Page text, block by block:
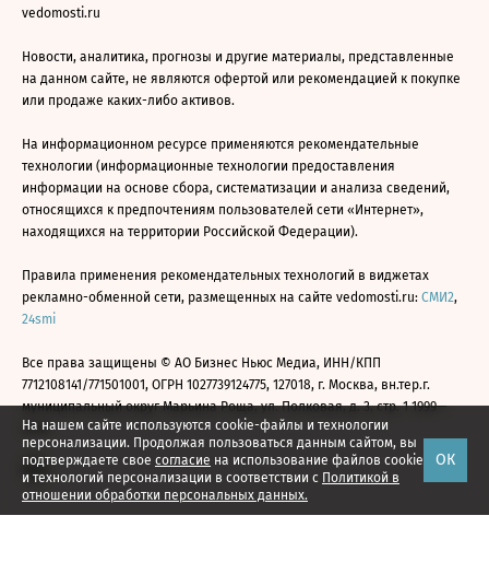
На нашем сайте используются cookie-файлы и технологии
персонализации. Продолжая пользоваться данным сайтом, вы
подтверждаете свое согласие на использование файлов cookie
и технологий персонализации в соответствии с Политикой в
отношении обработки персональных данных.
ОК
vedomosti.ru
Новости, аналитика, прогнозы и другие материалы, представленные
на данном сайте, не являются офертой или рекомендацией к покупке
или продаже каких-либо активов.
На информационном ресурсе применяются рекомендательные
технологии (информационные технологии предоставления
информации на основе сбора, систематизации и анализа сведений,
относящихся к предпочтениям пользователей сети «Интернет»,
находящихся на территории Российской Федерации).
Правила применения рекомендательных технологий в виджетах
рекламно-обменной сети, размещенных на сайте vedomosti.ru: СМИ2,
24smi
Все права защищены © АО Бизнес Ньюс Медиа, ИНН/КПП
7712108141/771501001, ОГРН 1027739124775, 127018, г. Москва, вн.тер.г.
муниципальный округ Марьина Роща, ул. Полковая, д. 3, стр. 1 1999—
2026